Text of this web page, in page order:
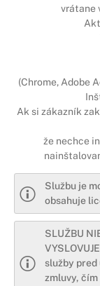
vrátane
(Chrome, Adobe
Ak si zákazník
že nechce
Službu je
obsahuje
SLUŽBU
služby
zmluvy,